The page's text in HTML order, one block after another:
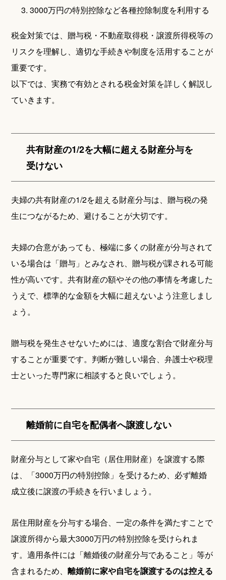
3. 3000万円の特別控除など各種控除制度を利用する
税金対策では、贈与税・不動産取得税・譲渡所得税等の
リスクを理解し、適切な手続きや制度を活用することが
重要です。
以下では、実務で有効とされる税金対策を詳しく解説し
ていきます。
共有財産の1/2を大幅に超える財産分与を
受けない
夫婦の共有財産の1/2を超える財産分与は、贈与税の発
生につながるため、避けることが大切です。
夫婦の合意があっても、極端に多くの財産が分与されて
いる場合は「贈与」とみなされ、贈与税が課される可能
性が高いです。共有財産の額やその他の事情を考慮した
うえで、標準的な金額を大幅に超えないよう注意しまし
ょう。
贈与税を発生させないためには、適度な割合で財産分与
することが重要です。判断が難しい場合、弁護士や税理
士といった専門家に相談すると良いでしょう。
離婚前に自宅を配偶者へ譲渡しない
財産分与として家や自宅（居住用財産）を譲渡する際
は、「3000万円の特別控除」を受けるため、必ず離婚
成立後に譲渡の手続きを行いましょう。
居住用財産を分与する場合、一定の条件を満たすことで
譲渡所得から最大3000万円の特別控除を受けられま
す。適用条件には「離婚後の財産分与であること」等が
含まれるため、離婚前に家や自宅を譲渡するのは控える